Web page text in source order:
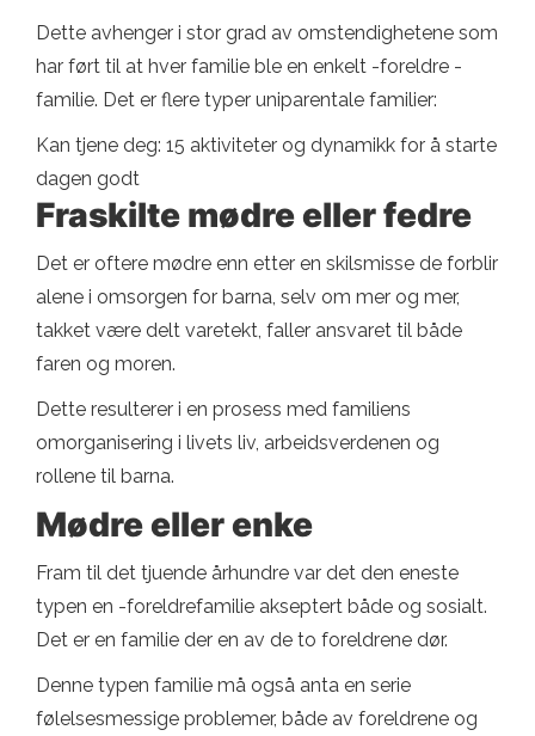
Dette avhenger i stor grad av omstendighetene som
har ført til at hver familie ble en enkelt -foreldre -
familie. Det er flere typer uniparentale familier:
Kan tjene deg: 15 aktiviteter og dynamikk for å starte
dagen godt
Fraskilte mødre eller fedre
Det er oftere mødre enn etter en skilsmisse de forblir
alene i omsorgen for barna, selv om mer og mer,
takket være delt varetekt, faller ansvaret til både
faren og moren.
Dette resulterer i en prosess med familiens
omorganisering i livets liv, arbeidsverdenen og
rollene til barna.
Mødre eller enke
Fram til det tjuende århundre var det den eneste
typen en -foreldrefamilie akseptert både og sosialt.
Det er en familie der en av de to foreldrene dør.
Denne typen familie må også anta en serie
følelsesmessige problemer, både av foreldrene og